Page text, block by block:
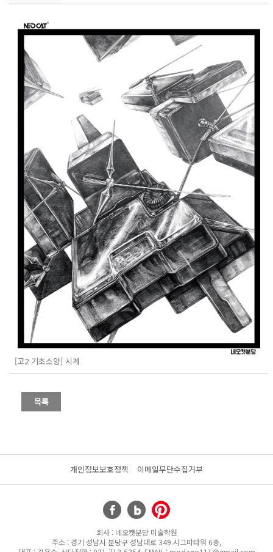
[고2 기초소양] 시계
개인정보보호정책 이메일무단수집거부
회사 : 네오캣분당 미술학원
주소 : 경기 성남시 분당구 성남대로 349 시그마타워 6층,